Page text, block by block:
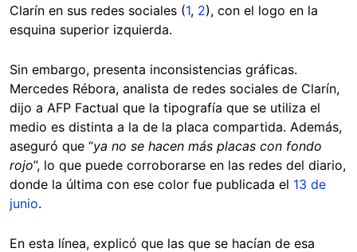
Clarín en sus redes sociales (1, 2), con el logo en la
esquina superior izquierda.
Sin embargo, presenta inconsistencias gráficas.
Mercedes Rébora, analista de redes sociales de Clarín,
dijo a AFP Factual que la tipografía que se utiliza el
medio es distinta a la de la placa compartida. Además,
aseguró que “ya no se hacen más placas con fondo
rojo”, lo que puede corroborarse en las redes del diario,
donde la última con ese color fue publicada el 13 de
junio.
En esta línea, explicó que las que se hacían de esa